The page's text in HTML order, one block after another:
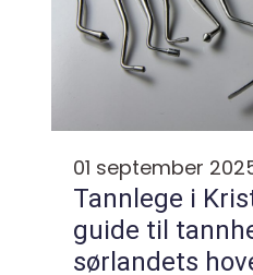
01 september
Tannlege i
guide til
sørlandets